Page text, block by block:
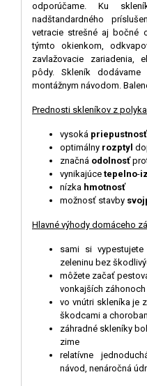
odporúčame. Ku
nadštandardného
vetracie strešné aj bočné
týmto okienkom,
zavlažovacie zariadenia,
pôdy. Skleník
montážnym návodom.
Prednosti skleníkov z
vysoká priepustnosť
optimálny rozptyl
značná odolnosť
vynikajúce tepelno-
nízka hmotnosť
možnosť stavby
Hlavné výhody domáceho
sami si
zeleninu bez
môžete začať
vonkajších záhonoch
vo vnútri skleníka je
škodcami a
záhradné skleníky
zime
relatívne
návod, nenáročná